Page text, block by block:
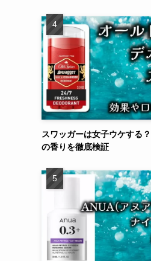
スワッガーは女子ウケする
の香りを徹底検証